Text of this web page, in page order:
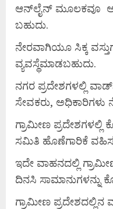
ಆನ್‌ಲೈನ್ ಮೂಲಕವೂ
ಬಹುದು.
ನೇರವಾಗಿಯೂ ಸಿಕ್ಕ
ವ್ಯವಸ್ಥೆಮಾಡಬಹುದು.
ನಗರ ಪ್ರದೇಶಗಳಲ್ಲಿ
ಸೇವಕರು, ಅಧಿಕಾರಿಗಳು
ಗ್ರಾಮೀಣ
ಸಮಿತಿ ಹೊಣೆಗಾರಿಕೆ
ಇದೇ ವಾಹನದಲ್ಲಿ
ದಿನಸಿ ಸಾಮಾನುಗಳನ್ನು
ಗ್ರಾಮೀಣ